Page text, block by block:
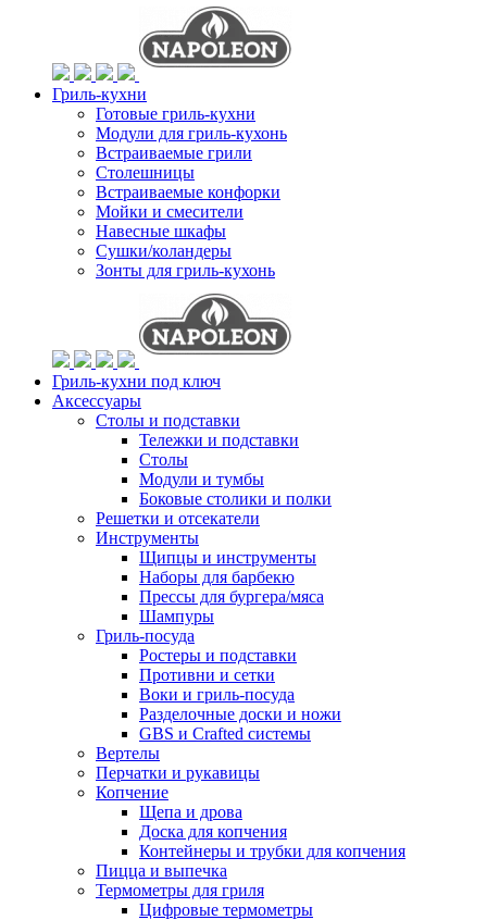
Гриль-кухни
Готовые гриль-кухни
Модули для гриль-кухонь
Встраиваемые грили
Столешницы
Встраиваемые конфорки
Мойки и смесители
Навесные шкафы
Сушки/коландеры
Зонты для гриль-кухонь
Гриль-кухни под ключ
Аксессуары
Столы и подставки
Тележки и подставки
Столы
Модули и тумбы
Боковые столики и полки
Решетки и отсекатели
Инструменты
Щипцы и инструменты
Наборы для барбекю
Прессы для бургера/мяса
Шампуры
Гриль-посуда
Ростеры и подставки
Противни и сетки
Воки и гриль-посуда
Разделочные доски и ножи
GBS и Crafted системы
Вертелы
Перчатки и рукавицы
Копчение
Щепа и дрова
Доска для копчения
Контейнеры и трубки для копчения
Пицца и выпечка
Термометры для гриля
Цифровые термометры